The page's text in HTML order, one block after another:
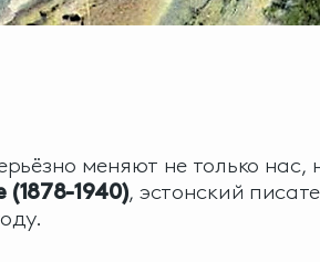
меняют не только нас,
1940), эстонский